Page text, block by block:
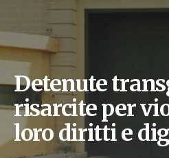
Detenute
risarcite per
loro diritti e